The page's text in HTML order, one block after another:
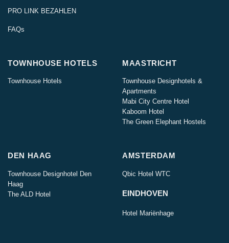
PRO LINK BEZAHLEN
FAQs
TOWNHOUSE HOTELS
Townhouse Hotels
MAASTRICHT
Townhouse Designhotels &
Apartments
Mabi City Centre Hotel
Kaboom Hotel
The Green Elephant Hostels
DEN HAAG
Townhouse Designhotel Den
Haag
The ALD Hotel
AMSTERDAM
Qbic Hotel WTC
EINDHOVEN
Hotel Mariënhage